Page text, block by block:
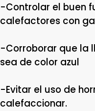
-Controlar el buen
calefactores con
-Corroborar que la
sea de color azul
-Evitar el uso de
calefaccionar.